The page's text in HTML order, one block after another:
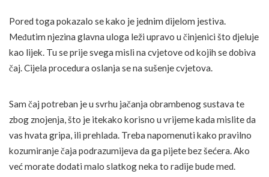
Pored toga pokazalo se kako je jednim dijelom jestiva.
Međutim njezina glavna uloga leži upravo u činjenici što djeluje
kao lijek. Tu se prije svega misli na cvjetove od kojih se dobiva
čaj. Cijela procedura oslanja se na sušenje cvjetova.
Sam čaj potreban je u svrhu jačanja obrambenog sustava te
zbog znojenja, što je itekako korisno u vrijeme kada mislite da
vas hvata gripa, ili prehlada. Treba napomenuti kako pravilno
kozumiranje čaja podrazumijeva da ga pijete bez šećera. Ako
već morate dodati malo slatkog neka to radije bude med.